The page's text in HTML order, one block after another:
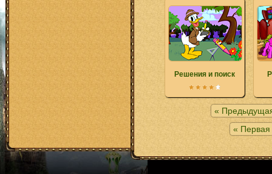
Решения и поиск
«
« Первая